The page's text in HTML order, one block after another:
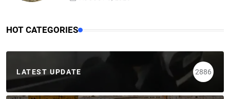
HOT CATEGORIES
LATEST UPDATE 2886